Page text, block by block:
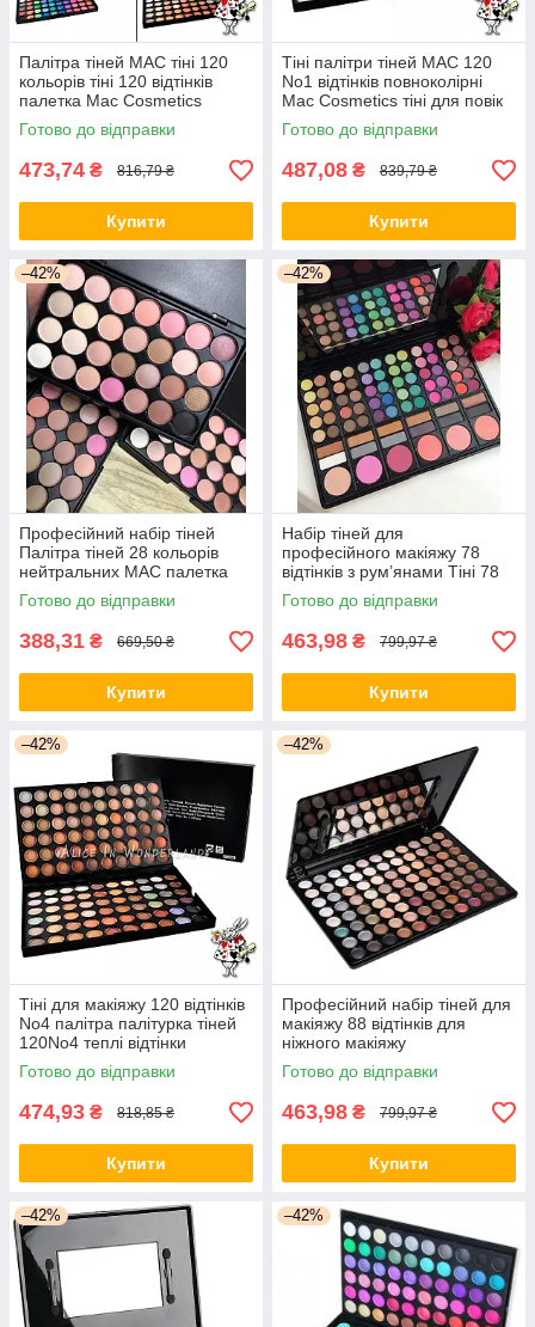
Палітра тіней МАС тіні 120
кольорів тіні 120 відтінків
палетка Mac Cosmetics
Готово до відправки
473,74 ₴ 816,79 ₴
Купити
Тіні палітри тіней MAC 120
No1 відтінків повноколірні
Mac Cosmetics тіні для повік
Готово до відправки
487,08 ₴ 839,79 ₴
Купити
–42%
Професійний набір тіней
Палітра тіней 28 кольорів
нейтральних MAC палетка
Mac Cosmetics
Готово до відправки
388,31 ₴ 669,50 ₴
Купити
–42%
Набір тіней для
професійного макіяжу 78
відтінків з рум’янами Тіні 78
відтінків від МС
Готово до відправки
463,98 ₴ 799,97 ₴
Купити
–42%
Тіні для макіяжу 120 відтінків
No4 палітра палітурка тіней
120No4 теплі відтінки
Готово до відправки
474,93 ₴ 818,85 ₴
Купити
–42%
Професійний набір тіней для
макіяжу 88 відтінків для
ніжного макіяжу
Готово до відправки
463,98 ₴ 799,97 ₴
Купити
–42% –42%